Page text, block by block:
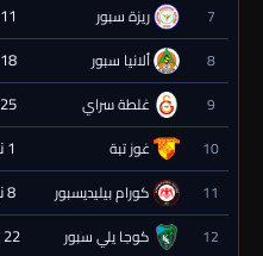
7 ريزة سبور 11 أكتوبر 2026 - 20:00
8 ألانيا سبور 18 أكتوبر 2026 - 20:00
9 غلطة سراي 25 أكتوبر 2026 - 20:00
10 غوز تبة 1 نوفمبر 2026 - 19:00
11 كورام بيليديسبور 8 نوفمبر 2026 - 19:00
12 كوجا يلي سبور 22 نوفمبر 2026 - 19:00